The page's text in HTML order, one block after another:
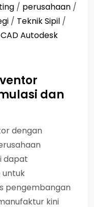
/ perusahaan /
/ Teknik Sipil /
Autodesk
dan
dengan
dapat
untuk
pengembangan
kini